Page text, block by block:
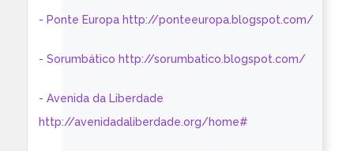
- Ponte Europa http://ponteeuropa.blogspot.com/
- Sorumbático http://sorumbatico.blogspot.com/
- Avenida da Liberdade
http://avenidadaliberdade.org/home#